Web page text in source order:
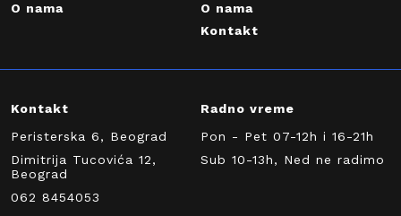
O nama
O nama
Kontakt
Kontakt
Peristerska 6, Beograd
Dimitrija Tucovića 12,
Beograd
062 8454053
Radno vreme
Pon - Pet 07-12h i 16-21h
Sub 10-13h, Ned ne radimo